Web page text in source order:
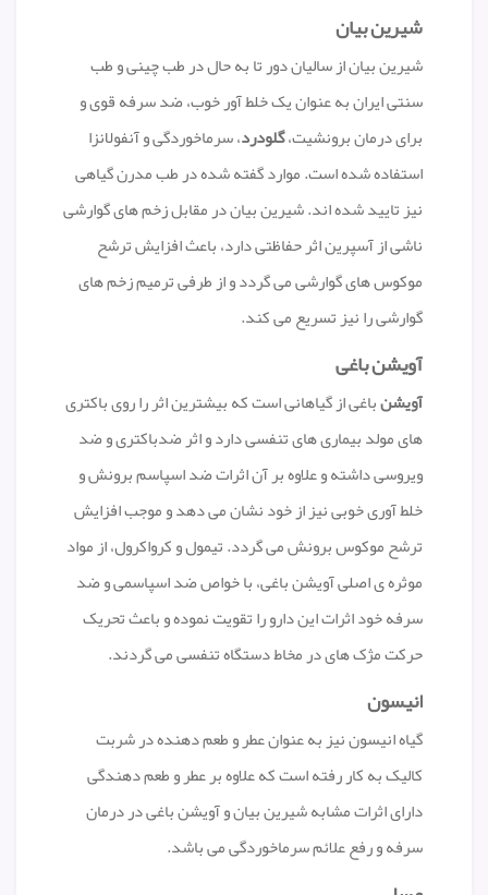
شیرین بیان
شیرین بیان از سالیان دور تا به حال در طب چینی و طب
سنتی ایران به عنوان یک خلط آور خوب، ضد سرفه قوی و
برای درمان برونشیت،گلودرد، سرماخوردگی و آنفولانزا
استفاده شده است. موارد گفته شده در طب مدرن گیاهی
نیز تایید شده اند. شیرین بیان در مقابل زخم های گوارشی
ناشی از آسپرین اثر حفاظتی دارد، باعث افزایش ترشح
موکوس های گوارشی می گردد و از طرفی ترمیم زخم های
گوارشی را نیز تسریع می کند.
آویشن باغی
آویشنباغی از گیاهانی است که بیشترین اثر را روی باکتری
های مولد بیماری های تنفسی دارد و اثر ضدباکتری و ضد
ویروسی داشته و علاوه بر آن اثرات ضد اسپاسم برونش و
خلط آوری خوبی نیز از خود نشان می دهد و موجب افزایش
ترشح موکوس برونش می گردد. تیمول و کرواکرول، از مواد
موثره ی اصلی آویشن باغی، با خواص ضد اسپاسمی و ضد
سرفه خود اثرات این دارو را تقویت نموده و باعث تحریک
حرکت مژک های در مخاط دستگاه تنفسی می گردند.
انیسون
گیاه انیسون نیز به عنوان عطر و طعم دهنده در شربت
کالیک به کار رفته است که علاوه بر عطر و طعم دهندگی
دارای اثرات مشابه شیرین بیان و آویشن باغی در درمان
سرفه و رفع علائم سرماخوردگی می باشد.